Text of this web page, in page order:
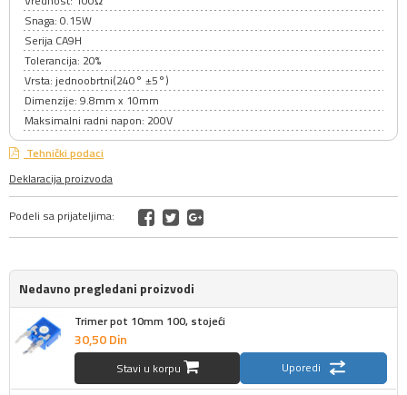
Snaga: 0.15W
Serija CA9H
Tolerancija: 20%
Vrsta: jednoobrtni(240° ±5°)
Dimenzije: 9.8mm x 10mm
Maksimalni radni napon: 200V
Tehnički podaci
Deklaracija proizvoda
Podeli sa prijateljima:
Nedavno pregledani proizvodi
Trimer pot 10mm 100, stojeći
30,50Din
Stavi u korpu Uporedi